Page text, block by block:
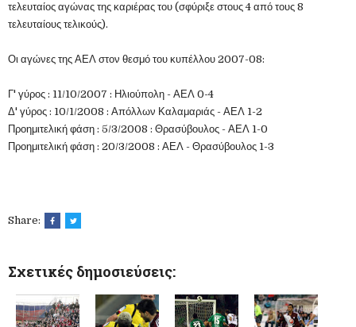
τελευταίος αγώνας της καριέρας του (σφύριξε στους 4 από τους 8
τελευταίους τελικούς).
Οι αγώνες της ΑΕΛ στον θεσμό του κυπέλλου 2007-08:
Γ' γύρος : 11/10/2007 : Ηλιούπολη - ΑΕΛ 0-4
Δ' γύρος : 10/1/2008 : Απόλλων Καλαμαριάς - ΑΕΛ 1-2
Προημιτελική φάση : 5/3/2008 : Θρασύβουλος - ΑΕΛ 1-0
Προημιτελική φάση : 20/3/2008 : ΑΕΛ - Θρασύβουλος 1-3
Share:
Σχετικές δημοσιεύσεις: